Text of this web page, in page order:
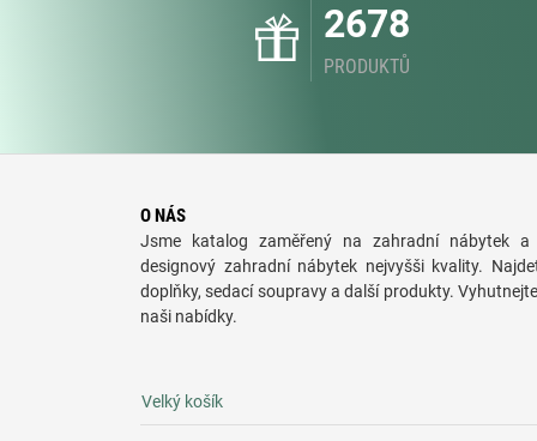
2678
PRODUKTŮ
O NÁS
Jsme katalog zaměřený na zahradní nábytek
designový zahradní nábytek nejvyšši kvality.
doplňky, sedací soupravy a další produkty.
naši nabídky.
Velký košík